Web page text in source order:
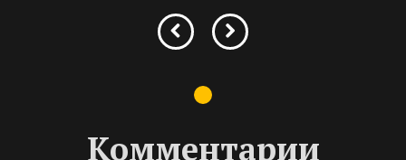
Комментарии